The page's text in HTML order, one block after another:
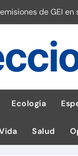
de GEI
guía para las
¡Descarga la
en la
impulsa la salud
Ecología
Salud